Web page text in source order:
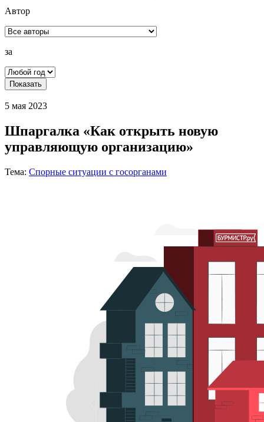
Автор
за
Показать
5 мая 2023
Шпаргалка «Как открыть новую
управляющую организацию»
Тема: Спорные ситуации с госорганами